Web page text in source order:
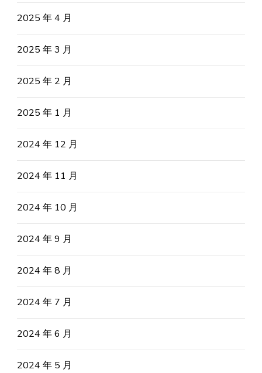
2025 年 4 月
2025 年 3 月
2025 年 2 月
2025 年 1 月
2024 年 12 月
2024 年 11 月
2024 年 10 月
2024 年 9 月
2024 年 8 月
2024 年 7 月
2024 年 6 月
2024 年 5 月